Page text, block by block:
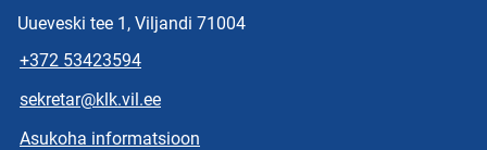
Uueveski tee 1, Viljandi 71004
+372 53423594
sekretar@klk.vil.ee
Asukoha informatsioon